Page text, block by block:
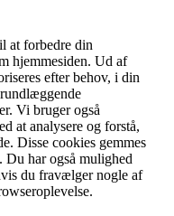
at forbedre din
hjemmesiden. Ud af
efter behov, i din
Vi bruger også
at analysere og forstå,
Disse cookies gemmes
har også mulighed
du fravælger nogle af